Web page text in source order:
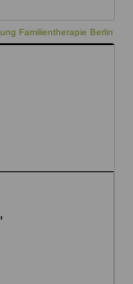
Familientherapie Berlin